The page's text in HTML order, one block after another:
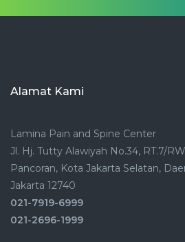
Alamat Kami
Lamina Pain and Spine Center
Jl. Hj. Tutty Alawiyah No.34, RT.7/
Pancoran, Kota Jakarta Selatan,
Jakarta 12740
021-7919-6999
021-2696-1999